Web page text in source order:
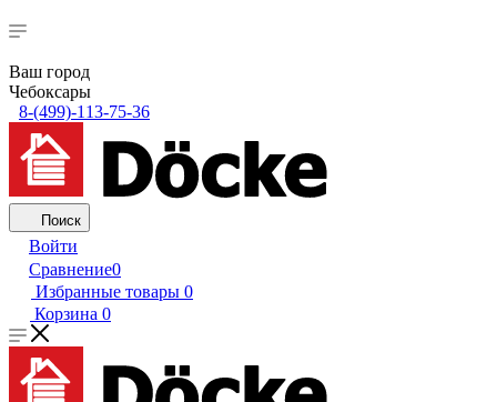
Ваш город
Чебоксары
8-(499)-113-75-36
Поиск
Войти
Сравнение0
Избранные товары 0
Корзина 0